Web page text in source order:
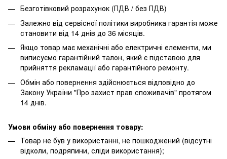
Безготівковий розрахунок (ПДВ / без ПДВ)
Залежно від сервісної політики виробника гарантія може
становити від 14 днів до 36 місяців.
Якщо товар має механічні або електричні елементи, ми
виписуємо гарантійний талон, який є підставою для
прийняття рекламації або гарантійного ремонту.
Обмін або повернення здійснюється відповідно до
Закону України "Про захист прав споживачів" протягом
14 днів.
Умови обміну або повернення товару:
Товар не був у використанні, не пошкоджений (відсутні
відколи, подряпини, сліди використання);